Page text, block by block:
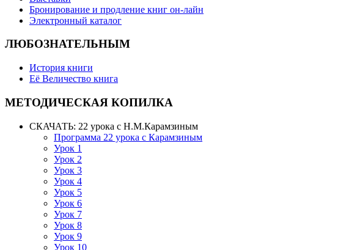
Бронирование и продление книг он-лайн
Электронный каталог
ЛЮБОЗНАТЕЛЬНЫМ
История книги
Её Величество книга
МЕТОДИЧЕСКАЯ КОПИЛКА
СКАЧАТЬ: 22 урока с Н.М.Карамзиным
Программа 22 урока с Карамзиным
Урок 1
Урок 2
Урок 3
Урок 4
Урок 5
Урок 6
Урок 7
Урок 8
Урок 9
Урок 10